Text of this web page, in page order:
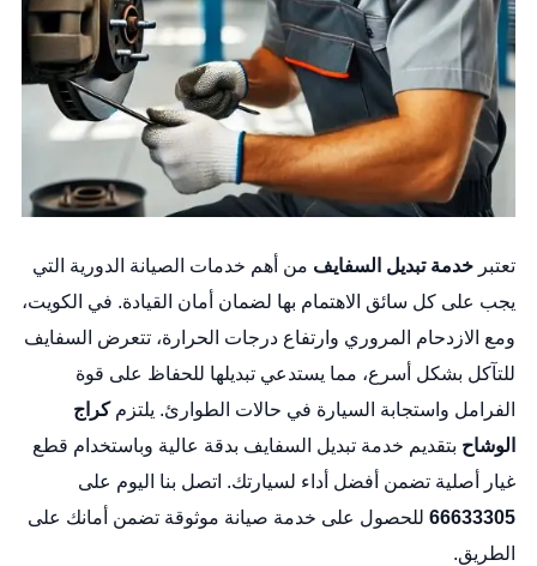
تعتبر خدمة تبديل السفايف من أهم خدمات الصيانة الدورية التي
يجب على كل سائق الاهتمام بها لضمان أمان القيادة. في الكويت،
ومع الازدحام المروري وارتفاع درجات الحرارة، تتعرض السفايف
للتآكل بشكل أسرع، مما يستدعي تبديلها للحفاظ على قوة
الفرامل واستجابة السيارة في حالات الطوارئ. يلتزمكراج
الوشاح بتقديم خدمة تبديل السفايف بدقة عالية وباستخدام قطع
غيار أصلية تضمن أفضل أداء لسيارتك. اتصل بنا اليوم على
66633305للحصول على خدمة صيانة موثوقة تضمن أمانك على
الطريق.